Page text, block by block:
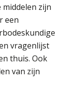
zijn
een
vragenlijst
thuis. Ook
van zijn
Practical Diploma in Payroll Administration (PDL®)
HBO Programma Manager Payroll Services & Benefits